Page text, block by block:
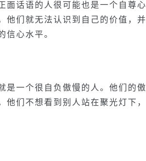
面话语的人很可能也是一个自尊心
他们就无法认识到自己的价值，并
信心水平。
是一个很自负傲慢的人。他们的傲
们不想看到别人站在聚光灯下，